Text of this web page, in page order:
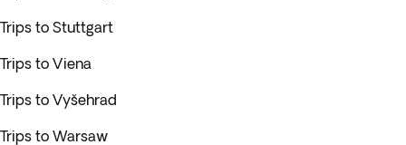
Trips to Stuttgart
Trips to Viena
Trips to Vyšehrad
Trips to Warsaw